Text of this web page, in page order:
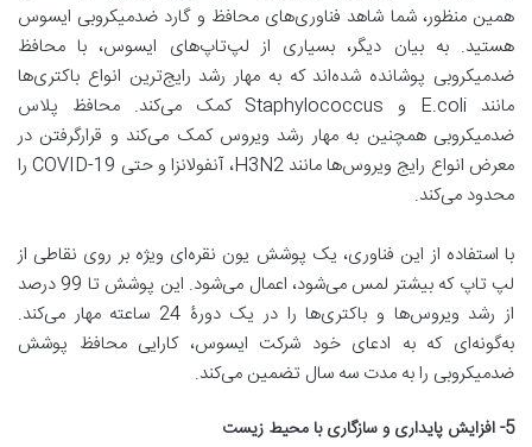
همین منظور، شما شاهد فناوری‌های محافظ و گارد ضدمیکروبی ایسوس
هستید. به بیان دیگر، بسیاری از لپ‌تاپ‌های ایسوس، با محافظ
ضدمیکروبی پوشانده شده‌اند که به مهار رشد رایج‌ترین انواع باکتری‌ها
مانند E.coli و Staphylococcus کمک می‌کند. محافظ پلاس
ضدمیکروبی همچنین به مهار رشد ویروس کمک می‌کند و قرارگرفتن در
معرض انواع رایج ویروس‌ها مانند H3N2، آنفولانزا و حتی COVID-19 را
محدود می‌کند.
با استفاده از این فناوری، یک پوشش یون نقره‌ای ویژه بر روی نقاطی از
لپ تاپ که بیشتر لمس می‌شود، اعمال می‌شود. این پوشش تا 99 درصد
از رشد ویروس‌ها و باکتری‌ها را در یک دورۀ 24 ساعته مهار می‌کند.
به‌گونه‌ای که به ادعای خود شرکت ایسوس، کارایی محافظ پوشش
ضدمیکروبی را به مدت سه سال تضمین می‌کند.
5- افزایش پایداری و سازگاری با محیط زیست